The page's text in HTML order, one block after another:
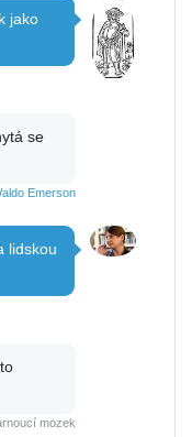
jako
se
Emerson
lidskou
mozek